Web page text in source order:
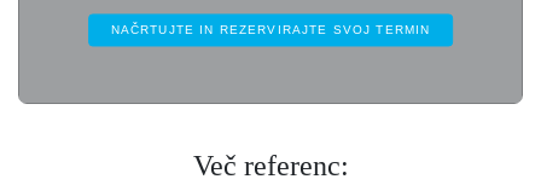
NAČRTUJTE IN REZERVIRAJTE SVOJ TERMIN
Več referenc: